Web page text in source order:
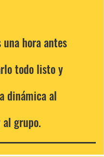
una hora antes
todo listo y
dinámica al
al grupo.